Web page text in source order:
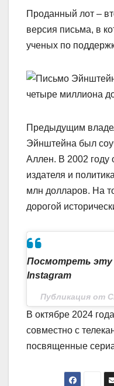
Проданный лот –
версия письма, в
ученых по
Предыдущим
Эйнштейна был
Аллен. В 2002 году
издателя и
млн долларов. На
дорогой
Посмотреть эту
Instagram
Публикация от
В октябре 2024
совместно с
посвященные